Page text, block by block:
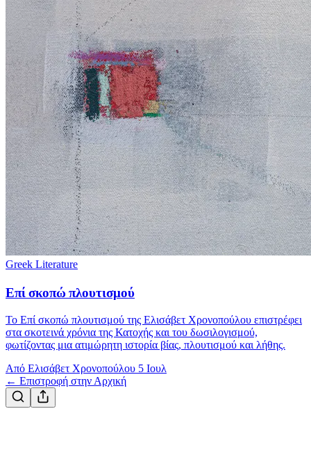
Greek Literature
Επί σκοπώ πλουτισμού
Το Επί σκοπώ πλουτισμού της Ελισάβετ Χρονοπούλου επιστρέφει
στα σκοτεινά χρόνια της Κατοχής και του δωσιλογισμού,
φωτίζοντας μια ατιμώρητη ιστορία βίας, πλουτισμού και λήθης.
Από Ελισάβετ Χρονοπούλου 5 Ιουλ
← Επιστροφή στην Αρχική